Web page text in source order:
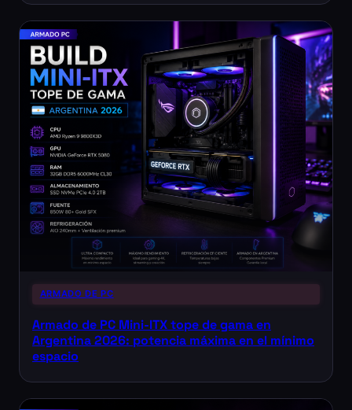
ARMADO DE PC
Armado de PC Mini-ITX tope de gama en
Argentina 2026: potencia máxima en el mínimo
espacio